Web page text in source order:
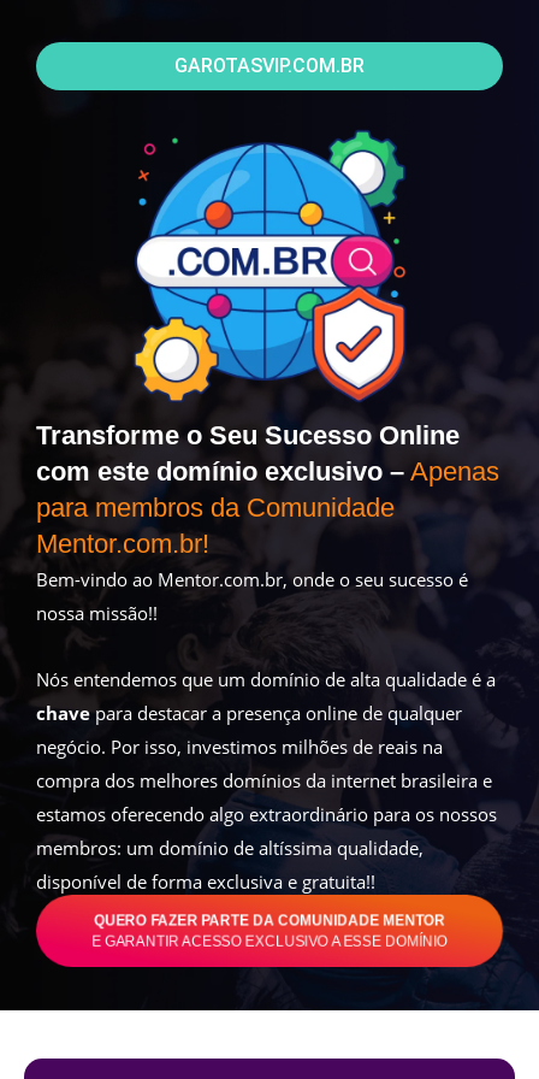
GAROTASVIP.COM.BR
Transforme o Seu Sucesso Online
com este domínio exclusivo – Apenas
para membros da Comunidade
Mentor.com.br!
Bem-vindo ao Mentor.com.br, onde o seu sucesso é
nossa missão!!
Nós entendemos que um domínio de alta qualidade é a
chavepara destacar a presença online de qualquer
negócio. Por isso, investimos milhões de reais na
compra dos melhores domínios da internet brasileira e
estamos oferecendo algo extraordinário para os nossos
membros: um domínio de altíssima qualidade,
disponível de forma exclusiva e gratuita!!
QUERO FAZER PARTE DA COMUNIDADE MENTOR
E GARANTIR ACESSO EXCLUSIVO A ESSE DOMÍNIO